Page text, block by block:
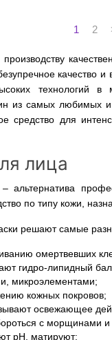
1 2
качество и
технологий
из самых любимых и
средство для
лица
альтернатива
по типу кожи,
решают самые
омертвевших
гидро-липидный
микроэлементами;
кожных покровов;
освежающее
с морщинами
рН, матируют;